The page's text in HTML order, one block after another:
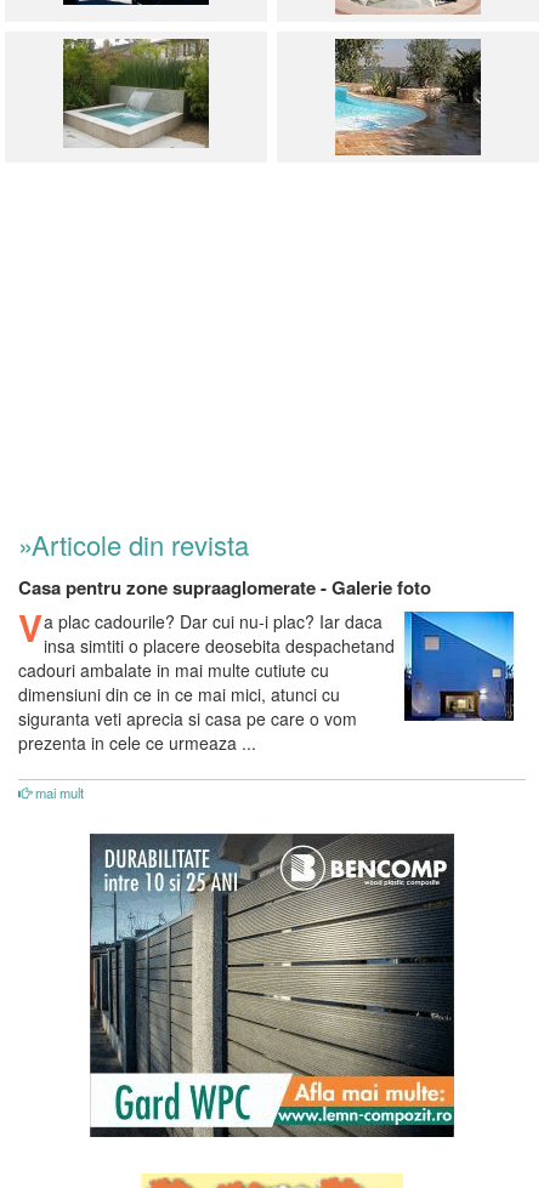
»Articole din revista
Casa pentru zone supraaglomerate - Galerie foto
Va plac cadourile? Dar cui nu-i plac? Iar daca
insa simtiti o placere deosebita despachetand
cadouri ambalate in mai multe cutiute cu
dimensiuni din ce in ce mai mici, atunci cu
siguranta veti aprecia si casa pe care o vom
prezenta in cele ce urmeaza ...
mai mult